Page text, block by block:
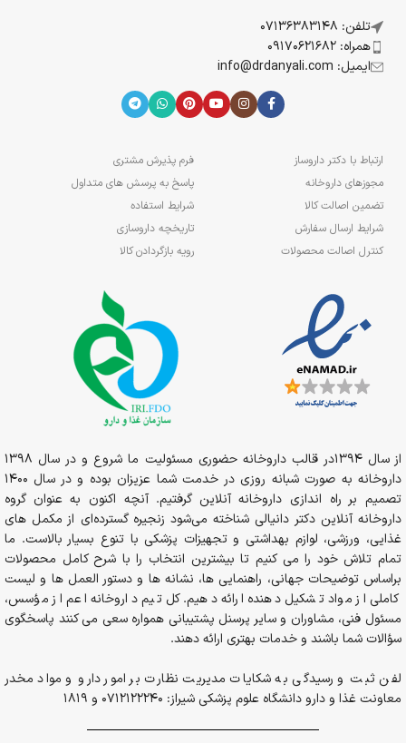
تلفن: 07136383148
همراه: 09170621682
ایمیل: info@drdanyali.com
ارتباط با دکتر داروساز
مجوزهای داروخانه
تضمین اصالت کالا
شرایط ارسال سفارش
کنترل اصالت محصولات
فرم پذیرش مشتری
پاسخ به پرسش های متداول
شرایط استفاده
تاریخچه داروسازی
رویه بازگردادن کالا
از سال 1394در قالب داروخانه حضوری مسئولیت ما شروع و در سال 1398
داروخانه به صورت شبانه روزی در خدمت شما عزیزان بوده و در سال 1400
تصمیم بر راه اندازی داروخانه آنلاین گرفتیم. آنچه اکنون به عنوان گروه
داروخانه آنلاین دکتر دانیالی شناخته می‌شود زنجیره گسترده‌ای از مکمل های
غذایی، ورزشی، لوازم بهداشتی و تجهیزات پزشکی با تنوع بسیار بالاست. ما
تمام تلاش خود را می کنیم تا بیشترین انتخاب را با شرح کامل محصولات
براساس توضیحات جهانی، راهنمایی ها، نشانه ها و دستور العمل ها و لیست
کاملی از مواد تشکیل دهنده ارائه دهیم. کل تیم داروخانه اعم از مؤسس،
مسئول فنی، مشاوران و سایر پرسنل پشتیبانی همواره سعی می کنند پاسخگوی
سؤالات شما باشند و خدمات بهتری ارائه دهند.
لفن ثبت و رسیدگی به شکایات مدیریت نظارت بر امور دارو و مواد مخدر
معاونت غذا و دارو دانشگاه علوم پزشکی شیراز: 0712122240 و 1819